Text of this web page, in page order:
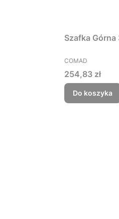
Szafka
PRODUCENT
COMAD
Cena
254,83 zł
Do koszyka